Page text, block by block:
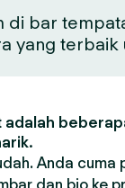
di bar
yang terbaik
Anda cuma
dan bio ke